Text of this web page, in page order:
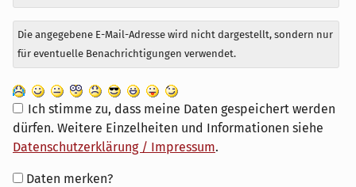
Die angegebene E-Mail-Adresse wird nicht dargestellt, sondern nur
für eventuelle Benachrichtigungen verwendet.
Ich stimme zu, dass meine Daten gespeichert werden
dürfen. Weitere Einzelheiten und Informationen siehe
Datenschutzerklärung / Impressum.
Formular-
Daten merken?